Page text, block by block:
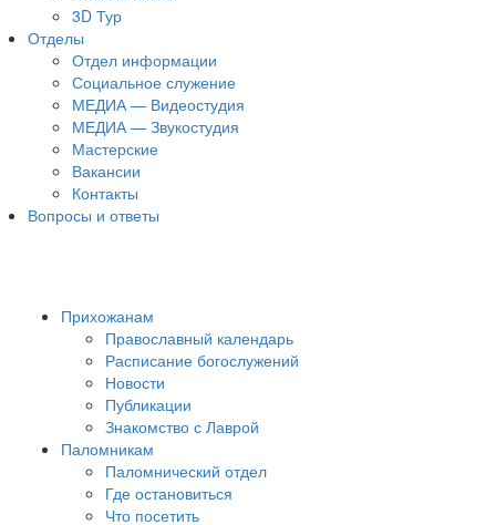
3D Тур
Отделы
Отдел информации
Социальное служение
МЕДИА — Видеостудия
МЕДИА — Звукостудия
Мастерские
Вакансии
Контакты
Вопросы и ответы
Прихожанам
Православный календарь
Расписание богослужений
Новости
Публикации
Знакомство с Лаврой
Паломникам
Паломнический отдел
Где остановиться
Что посетить